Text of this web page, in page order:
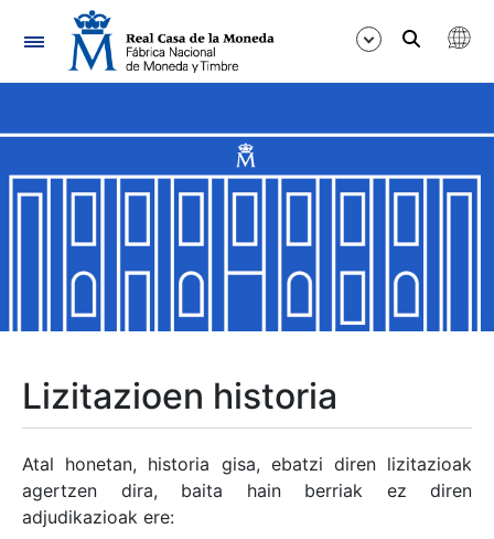
Nabigazioa
Erakutsi/Ezkutatu
Erakutsi/Ezkutatu
Erakutsi/Ezkutatu
Erakutsi/Ezkutatu
Lizitazioen historia
Atal honetan, historia gisa, ebatzi diren lizitazioak
agertzen dira, baita hain berriak ez diren
adjudikazioak ere: